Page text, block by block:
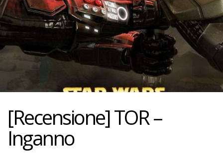
[Recensione] TOR –
Inganno